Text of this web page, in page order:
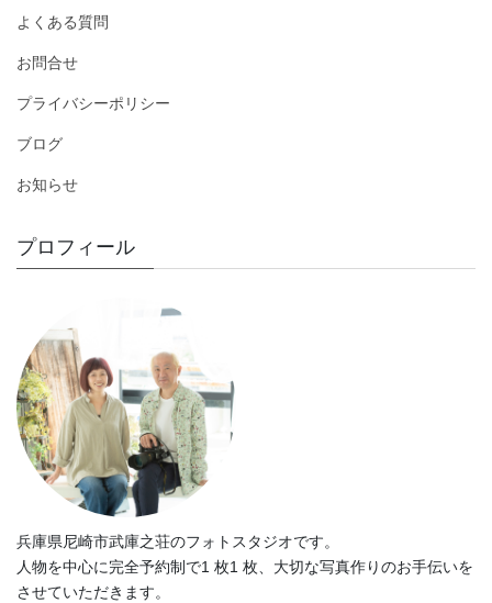
よくある質問
お問合せ
プライバシーポリシー
ブログ
お知らせ
プロフィール
兵庫県尼崎市武庫之荘のフォトスタジオです。
人物を中心に完全予約制で1 枚1 枚、大切な写真作りのお手伝いを
させていただきます。